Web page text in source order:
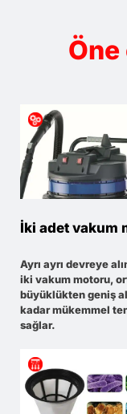
İki adet vakum
Ayrı ayrı devreye
iki vakum motoru,
büyüklükten geniş
kadar mükemmel
sağlar.